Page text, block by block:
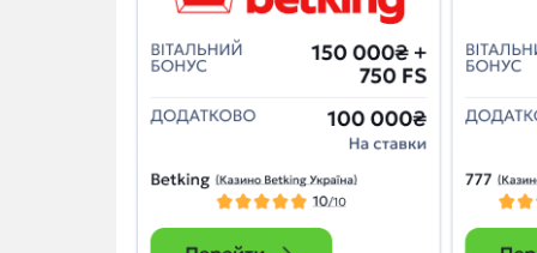
"Око та
РЕБ і
одразу
бригад ЗСУ